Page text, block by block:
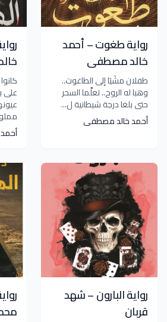
رواية طغوت – أحمد
خالد مصطفى
طفلان مشَيَا إلى الطاغوت..
وهبا له الروح.. تعلَّما السحر
حتى بلغا درجة شيطانية ل...
أحمد خالد مصطفى
على
رواية البارون – شهد
قربان